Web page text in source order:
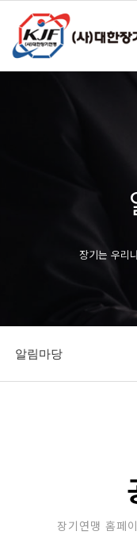
장기는 우리
알림마당
장기연맹 홈페